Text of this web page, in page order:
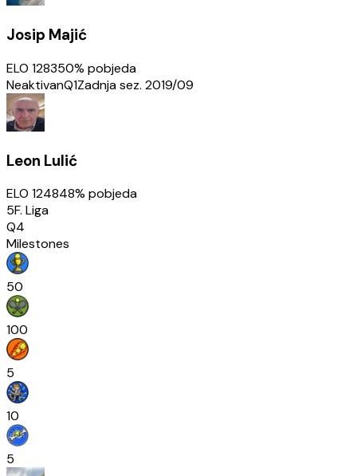
Josip Majić
ELO 128350% pobjeda
NeaktivanQ1Zadnja sez. 2019/09
Leon Lulić
ELO 124848% pobjeda
5F. Liga
Q4
Milestones
50
100
5
10
5